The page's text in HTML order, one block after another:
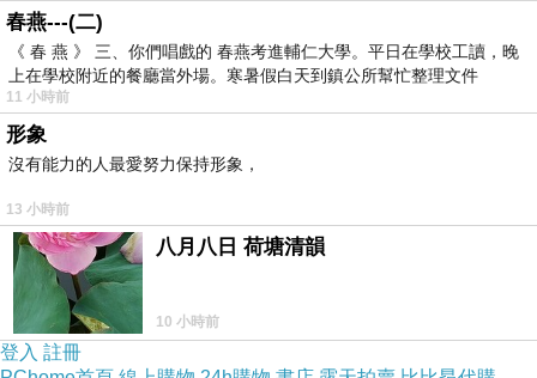
能發生」的意義翻新，
生，藉顏色犒賞自己，豐富了大時代的陰鬱背景。
當下的美麗和回顧的溫度，宛如林茂青蔥化成炭紅，
我們在藝術紀錄裡再活一次。
閨密的下午茶、面對未來一週的憂鬱預知
人生小逃亡……每一次塗鴉，經過「隱藝術」精心配框
後，就是無從複製的「真跡」。傅鈺努力傳遞著一種信
念：「 我們每一個人，都需要一件真跡
作品，也值得珍藏。」
真跡，凝結了創作當下的情感與思想。筆觸的起伏、
春燕---(二)
《 春 燕 》 三、你們唱戲的 春燕考進輔仁大學。平日在學校工讀，晚
上在學校附近的餐廳當外場。寒暑假白天到鎮公所幫忙整理文件
11 小時前
形象
沒有能力的人最愛努力保持形象，
13 小時前
八月八日 荷塘清韻
10 小時前
登入 註冊